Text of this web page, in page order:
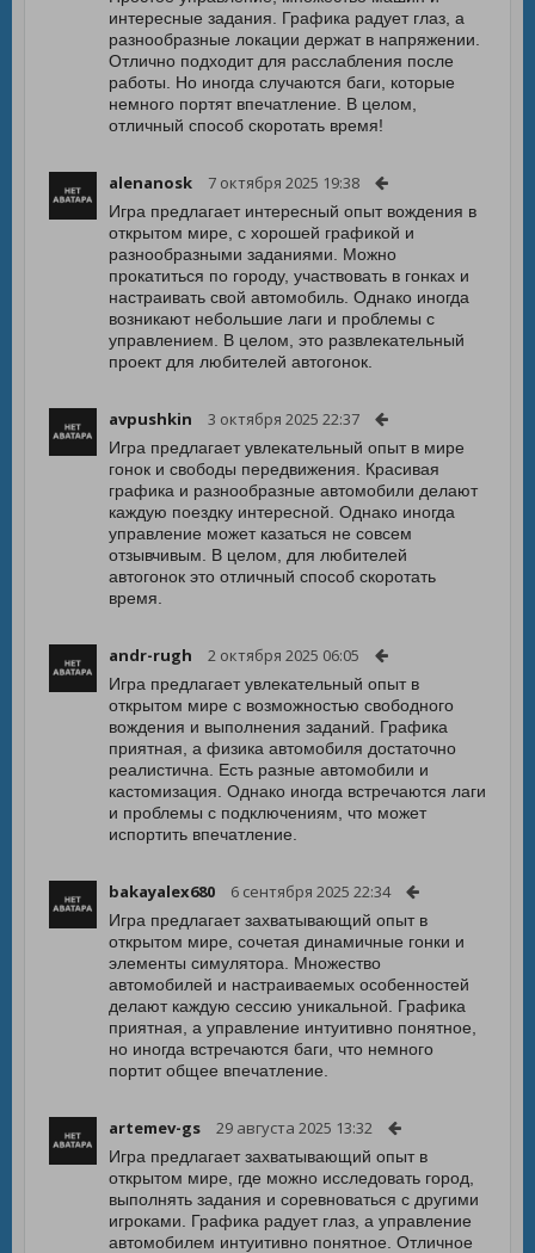
интересные задания. Графика радует глаз, а
разнообразные локации держат в напряжении.
Отлично подходит для расслабления после
работы. Но иногда случаются баги, которые
немного портят впечатление. В целом,
отличный способ скоротать время!
alenanosk 7 октября 2025 19:38
Игра предлагает интересный опыт вождения в
открытом мире, с хорошей графикой и
разнообразными заданиями. Можно
прокатиться по городу, участвовать в гонках и
настраивать свой автомобиль. Однако иногда
возникают небольшие лаги и проблемы с
управлением. В целом, это развлекательный
проект для любителей автогонок.
avpushkin 3 октября 2025 22:37
Игра предлагает увлекательный опыт в мире
гонок и свободы передвижения. Красивая
графика и разнообразные автомобили делают
каждую поездку интересной. Однако иногда
управление может казаться не совсем
отзывчивым. В целом, для любителей
автогонок это отличный способ скоротать
время.
andr-rugh 2 октября 2025 06:05
Игра предлагает увлекательный опыт в
открытом мире с возможностью свободного
вождения и выполнения заданий. Графика
приятная, а физика автомобиля достаточно
реалистична. Есть разные автомобили и
кастомизация. Однако иногда встречаются лаги
и проблемы с подключениям, что может
испортить впечатление.
bakayalex680 6 сентября 2025 22:34
Игра предлагает захватывающий опыт в
открытом мире, сочетая динамичные гонки и
элементы симулятора. Множество
автомобилей и настраиваемых особенностей
делают каждую сессию уникальной. Графика
приятная, а управление интуитивно понятное,
но иногда встречаются баги, что немного
портит общее впечатление.
artemev-gs 29 августа 2025 13:32
Игра предлагает захватывающий опыт в
открытом мире, где можно исследовать город,
выполнять задания и соревноваться с другими
игроками. Графика радует глаз, а управление
автомобилем интуитивно понятное. Отличное